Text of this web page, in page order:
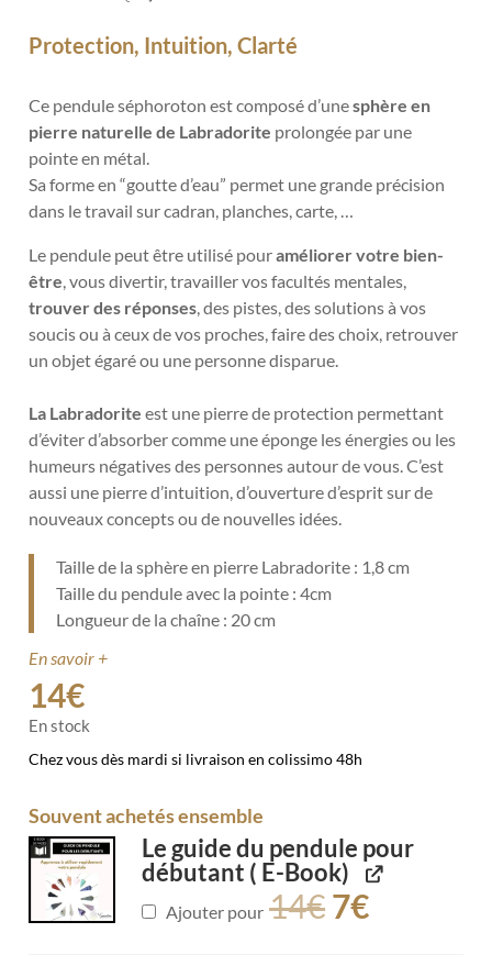
Protection, Intuition, Clarté
Ce pendule séphoroton est composé d’unesphère en
pierre naturelle de Labradorite prolongée par une
pointe en métal.
Sa forme en “goutte d’eau” permet une grande précision
dans le travail sur cadran, planches, carte, …
Le pendule peut être utilisé pouraméliorer votre bien-
être , vous divertir, travailler vos facultés mentales,
trouver des réponses , des pistes, des solutions à vos
soucis ou à ceux de vos proches, faire des choix, retrouver
un objet égaré ou une personne disparue.
La Labradoriteest une pierre de protection permettant
d’éviter d’absorber comme une éponge les énergies ou les
humeurs négatives des personnes autour de vous. C’est
aussi une pierre d’intuition, d’ouverture d’esprit sur de
nouveaux concepts ou de nouvelles idées.
Taille de la sphère en pierre Labradorite : 1,8 cm
Taille du pendule avec la pointe : 4cm
Longueur de la chaîne : 20 cm
En savoir +
14€
En stock
Chez vous dès mardi si livraison en colissimo 48h
Souvent achetés ensemble
Le guide du pendule pour
débutant ( E-Book)
Ajouter pour 14€7€